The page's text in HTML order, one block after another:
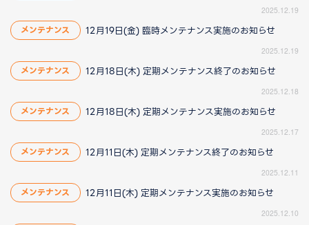
2025.12.19
メンテナンス 12月19日(金) 臨時メンテナンス実施のお知らせ
2025.12.19
メンテナンス 12月18日(木) 定期メンテナンス終了のお知らせ
2025.12.18
メンテナンス 12月18日(木) 定期メンテナンス実施のお知らせ
2025.12.17
メンテナンス 12月11日(木) 定期メンテナンス終了のお知らせ
2025.12.11
メンテナンス 12月11日(木) 定期メンテナンス実施のお知らせ
2025.12.10